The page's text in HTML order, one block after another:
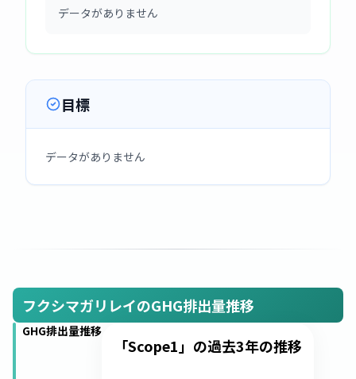
データがありません
目標
データがありません
フクシマガリレイのGHG排出量推移
GHG排出量推移
「Scope1」の過去3年の推移